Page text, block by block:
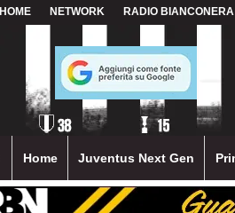
HOME NETWORK RADIO BIANCONERA
Home Juventus Next Gen